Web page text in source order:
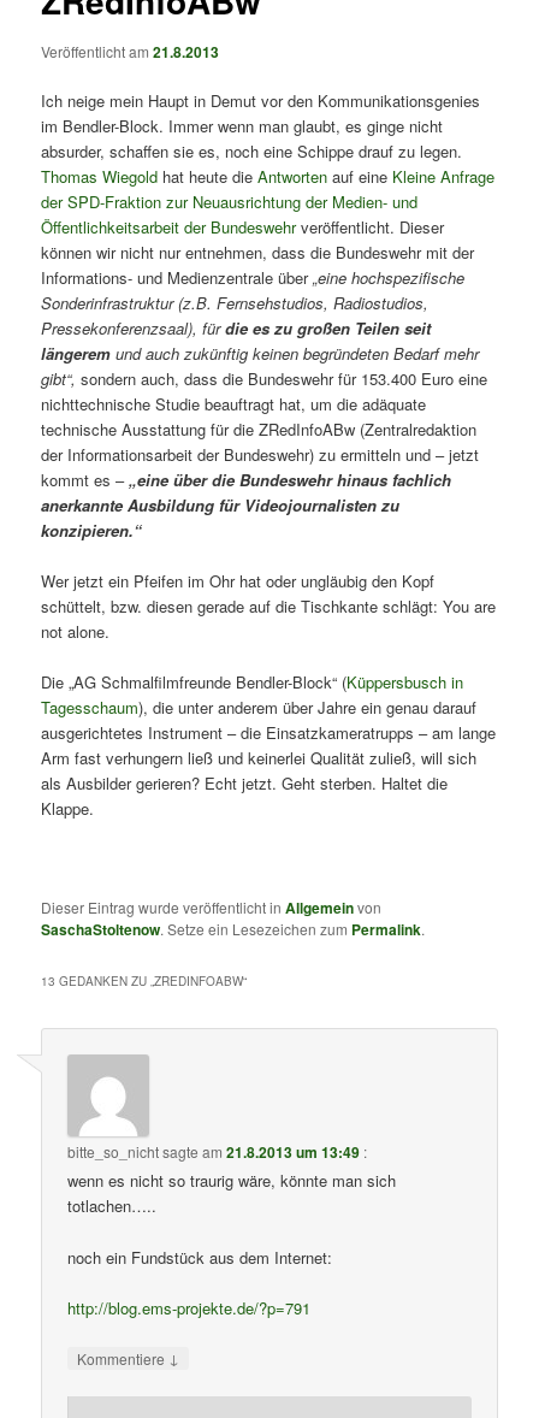
Veröffentlicht am21.8.2013
Ich neige mein Haupt in Demut vor den Kommunikationsgenies
im Bendler-Block. Immer wenn man glaubt, es ginge nicht
absurder, schaffen sie es, noch eine Schippe drauf zu legen.
Thomas Wiegold hat heute dieAntworten auf eine Kleine Anfrage
der SPD-Fraktion zur Neuausrichtung der Medien- und
Öffentlichkeitsarbeit der Bundeswehrveröffentlicht. Dieser
können wir nicht nur entnehmen, dass die Bundeswehr mit der
Informations- und Medienzentrale über„eine hochspezifische
Sonderinfrastruktur (z.B. Fernsehstudios, Radiostudios,
Pressekonferenzsaal), fürdie es zu großen Teilen seit
längerem und auch zukünftig keinen begründeten Bedarf mehr
gibt“,sondern auch, dass die Bundeswehr für 153.400 Euro eine
nichttechnische Studie beauftragt hat, um die adäquate
technische Ausstattung für die ZRedInfoABw (Zentralredaktion
der Informationsarbeit der Bundeswehr) zu ermitteln und – jetzt
kommt es –„eine über die Bundeswehr hinaus fachlich
anerkannte Ausbildung für Videojournalisten zu
konzipieren.“
Wer jetzt ein Pfeifen im Ohr hat oder ungläubig den Kopf
schüttelt, bzw. diesen gerade auf die Tischkante schlägt: You are
not alone.
Die „AG Schmalfilmfreunde Bendler-Block“ (Küppersbusch in
Tagesschaum), die unter anderem über Jahre ein genau darauf
ausgerichtetes Instrument – die Einsatzkameratrupps – am lange
Arm fast verhungern ließ und keinerlei Qualität zuließ, will sich
als Ausbilder gerieren? Echt jetzt. Geht sterben. Haltet die
Klappe.
Dieser Eintrag wurde veröffentlicht inAllgemeinvon
SaschaStoltenow. Setze ein Lesezeichen zum Permalink.
13 GEDANKEN ZU „ZREDINFOABW“
bitte_so_nichtsagte am21.8.2013 um 13:49 :
wenn es nicht so traurig wäre, könnte man sich
totlachen…..
noch ein Fundstück aus dem Internet:
http://blog.ems-projekte.de/?p=791
Kommentiere ↓